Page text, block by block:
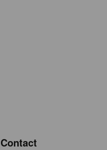
Contact